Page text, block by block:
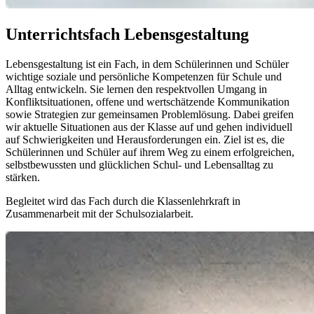
Unterrichtsfach Lebensgestaltung
Lebensgestaltung ist ein Fach, in dem Schülerinnen und Schüler
wichtige soziale und persönliche Kompetenzen für Schule und
Alltag entwickeln. Sie lernen den respektvollen Umgang in
Konfliktsituationen, offene und wertschätzende Kommunikation
sowie Strategien zur gemeinsamen Problemlösung. Dabei greifen
wir aktuelle Situationen aus der Klasse auf und gehen individuell
auf Schwierigkeiten und Herausforderungen ein. Ziel ist es, die
Schülerinnen und Schüler auf ihrem Weg zu einem erfolgreichen,
selbstbewussten und glücklichen Schul- und Lebensalltag zu
stärken.
Begleitet wird das Fach durch die Klassenlehrkraft in
Zusammenarbeit mit der Schulsozialarbeit.